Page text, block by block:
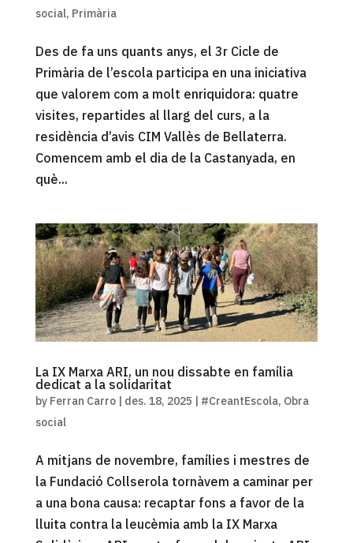
social, Primària
Des de fa uns quants anys, el 3r Cicle de
Primària de l’escola participa en una iniciativa
que valorem com a molt enriquidora: quatre
visites, repartides al llarg del curs, a la
residència d’avis CIM Vallès de Bellaterra.
Comencem amb el dia de la Castanyada, en
què...
La IX Marxa ARI, un nou dissabte en família
dedicat a la solidaritat
by Ferran Carro| des. 18, 2025 #CreantEscola, Obra
social
A mitjans de novembre, famílies i mestres de
la Fundació Collserola tornàvem a caminar per
a una bona causa: recaptar fons a favor de la
lluita contra la leucèmia amb la IX Marxa